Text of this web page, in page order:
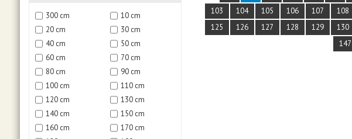
300 cm
10 cm
20 cm
30 cm
40 cm
50 cm
60 cm
70 cm
80 cm
90 cm
100 cm
110 cm
120 cm
130 cm
140 cm
150 cm
160 cm
170 cm
103
104 105 106 107 108
125
126 127 128 129 130
147